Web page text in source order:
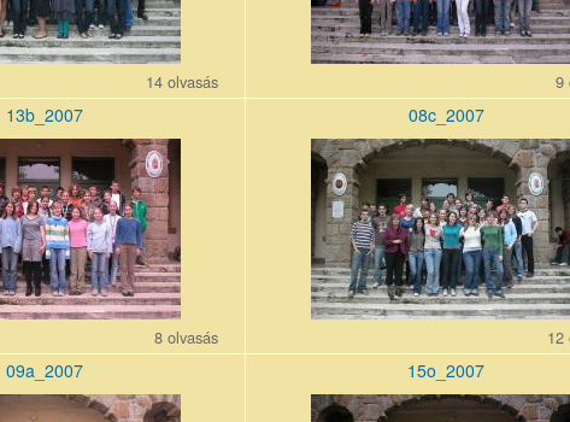
14 olvasás 9
13b_2007
8 olvasás
08c_2007
08c_200710_0.jpg
12
09a_2007 15o_2007
15o_200710_0.jpg